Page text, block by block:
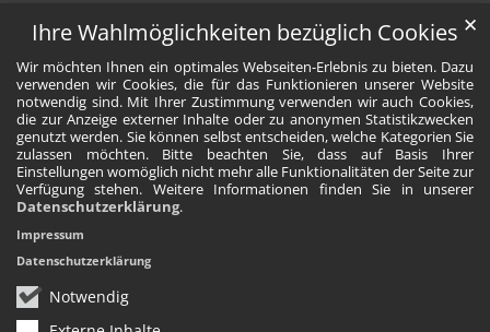
Ihre Wahlmöglichkeiten bezüglich Cookies
Wir möchten Ihnen ein optimales Webseiten-Erlebnis zu bieten. Dazu
verwenden wir Cookies, die für das Funktionieren unserer Website
notwendig sind. Mit Ihrer Zustimmung verwenden wir auch Cookies,
die zur Anzeige externer Inhalte oder zu anonymen Statistikzwecken
genutzt werden. Sie können selbst entscheiden, welche Kategorien Sie
zulassen möchten. Bitte beachten Sie, dass auf Basis Ihrer
Einstellungen womöglich nicht mehr alle Funktionalitäten der Seite zur
Verfügung stehen. Weitere Informationen finden Sie in unserer
Datenschutzerklärung.
Notwendig
✕
Impressum
Datenschutzerklärung